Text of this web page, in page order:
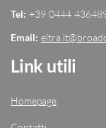
Tel: +39 0444
Email:
Link utili
Homepage